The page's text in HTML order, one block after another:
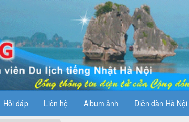
Hỏi đáp Liên hệ Album ảnh Diễn đàn Hà Nội